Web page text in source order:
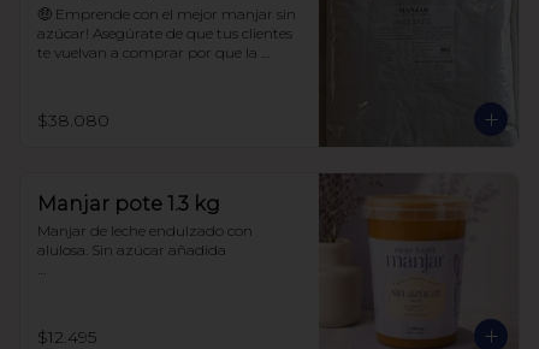
🤑 Emprende con el mejor manjar sin
azúcar! Asegúrate de que tus clientes
te vuelvan a comprar por que la
Sin maltitol ni polioles.
$38.080
Manjar pote 1.3 kg
Manjar de leche endulzado con
alulosa. Sin azúcar añadida
99.9% endulzado con alulosa
$12.495